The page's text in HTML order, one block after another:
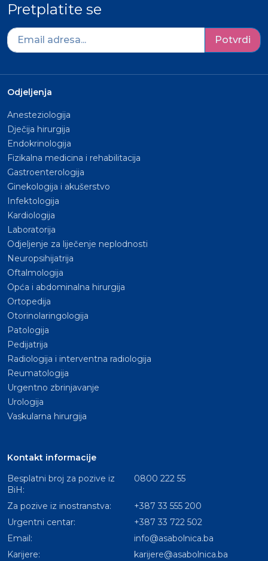
Pretplatite se
Potvrdi
Odjeljenja
Anesteziologija
Dječija hirurgija
Endokrinologija
Fizikalna medicina i rehabilitacija
Gastroenterologija
Ginekologija i akušerstvo
Infektologija
Kardiologija
Laboratorija
Odjeljenje za liječenje neplodnosti
Neuropsihijatrija
Oftalmologija
Opća i abdominalna hirurgija
Ortopedija
Otorinolaringologija
Patologija
Pedijatrija
Radiologija i interventna radiologija
Reumatologija
Urgentno zbrinjavanje
Urologija
Vaskularna hirurgija
Kontakt informacije
Besplatni broj za pozive iz
BiH:
0800 222 55
Za pozive iz inostranstva:
+387 33 555 200
Urgentni centar:
+387 33 722 502
Email:
info@asabolnica.ba
Karijere:
karijere@asabolnica.ba